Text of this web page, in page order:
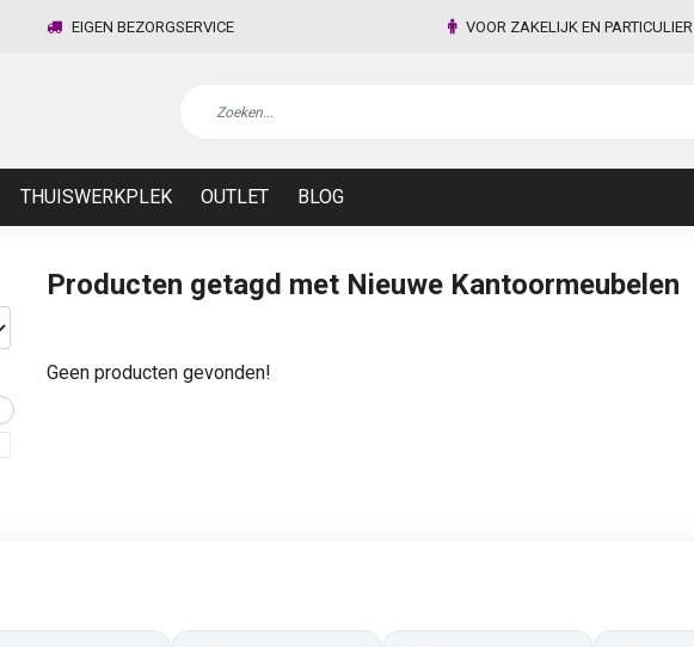
EIGEN BEZORGSERVICE VOOR ZAKELIJK EN PARTICULIER
THUISWERKPLEK OUTLET BLOG
Producten getagd met Nieuwe Kantoormeubelen
Geen producten gevonden!